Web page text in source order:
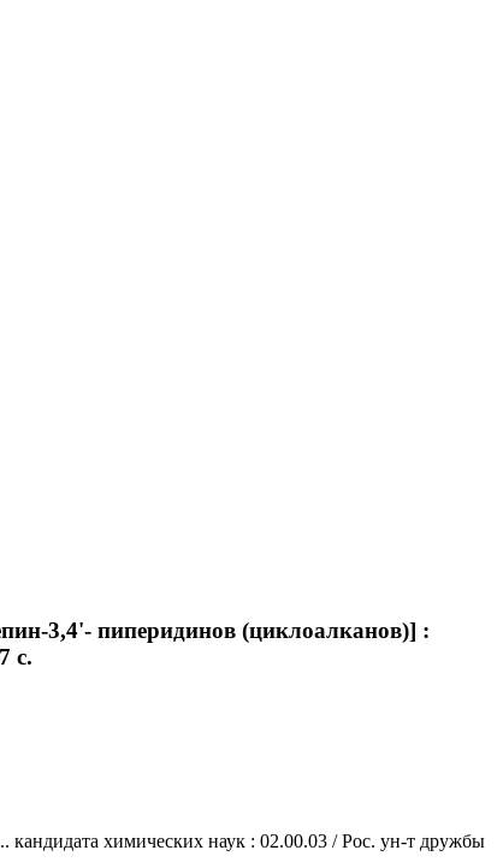
3,4'- пиперидинов (циклоалканов)] :
с.
кандидата химических наук : 02.00.03 / Рос. ун-т дружбы